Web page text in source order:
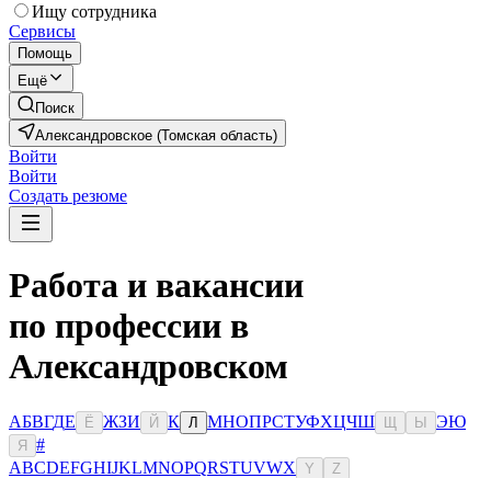
Ищу сотрудника
Сервисы
Помощь
Ещё
Поиск
Александровское (Томская область)
Войти
Войти
Создать резюме
Работа и вакансии
по профессии в
Александровском
АБВГДЕ Ё ЖЗИ Й К Л МНОПРСТУФХЦЧШ Ы ЭЮ
Я
#
ABCDEFGHIJKLMNOPQRSTUVWX Y Z